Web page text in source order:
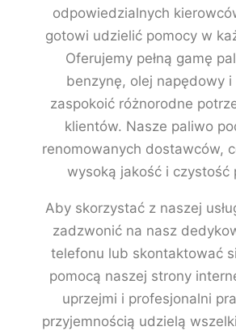
odpowiedzialnych
gotowi udzielić pomocy w
Oferujemy pełną gamę
benzynę, olej napędowy i
zaspokoić różnorodne
klientów. Nasze paliwo
renomowanych dostawców,
wysoką jakość i czystość
Aby skorzystać z naszej
zadzwonić na nasz
telefonu lub skontaktować
pomocą naszej strony
uprzejmi i profesjonalni
przyjemnością udzielą